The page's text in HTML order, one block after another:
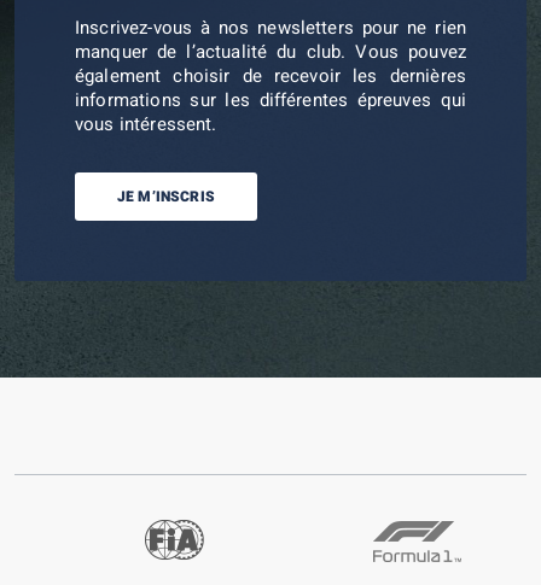
Inscrivez-vous à nos newsletters pour ne rien
manquer de l’actualité du club. Vous pouvez
également choisir de recevoir les dernières
informations sur les différentes épreuves qui
vous intéressent.
JE M’INSCRIS